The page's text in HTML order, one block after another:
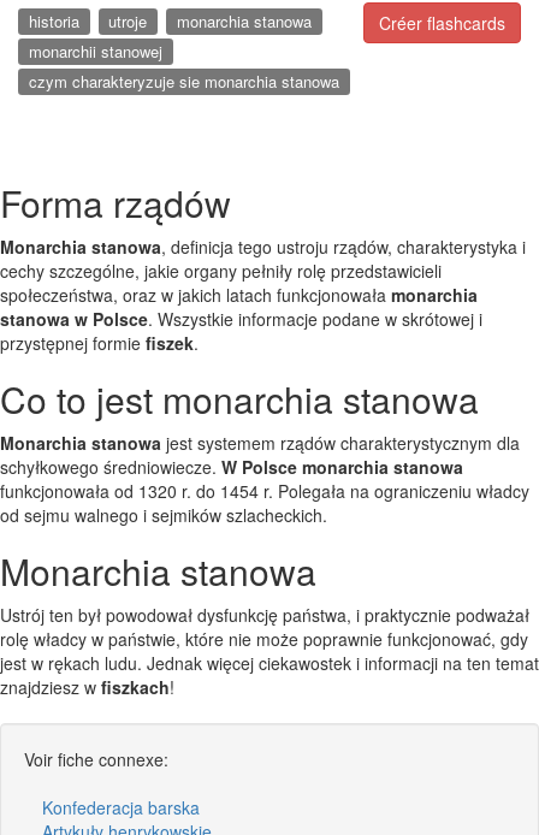
Créer flashcards
historia utroje
monarchia stanowa
monarchii stanowej
czym charakteryzuje sie monarchia stanowa
Forma rządów
Monarchia stanowa, definicja tego ustroju rządów, charakterystyka i
cechy szczególne, jakie organy pełniły rolę przedstawicieli
społeczeństwa, oraz w jakich latach funkcjonowała monarchia
stanowa w Polsce. Wszystkie informacje podane w skrótowej i
przystępnej formie fiszek.
Co to jest monarchia stanowa
Monarchia stanowa jest systemem rządów charakterystycznym dla
schyłkowego średniowiecze. W Polsce monarchia stanowa
funkcjonowała od 1320 r. do 1454 r. Polegała na ograniczeniu władcy
od sejmu walnego i sejmików szlacheckich.
Monarchia stanowa
Ustrój ten był powodował dysfunkcję państwa, i praktycznie podważał
rolę władcy w państwie, które nie może poprawnie funkcjonować, gdy
jest w rękach ludu. Jednak więcej ciekawostek i informacji na ten temat
znajdziesz w fiszkach!
Voir fiche connexe:
Konfederacja barska